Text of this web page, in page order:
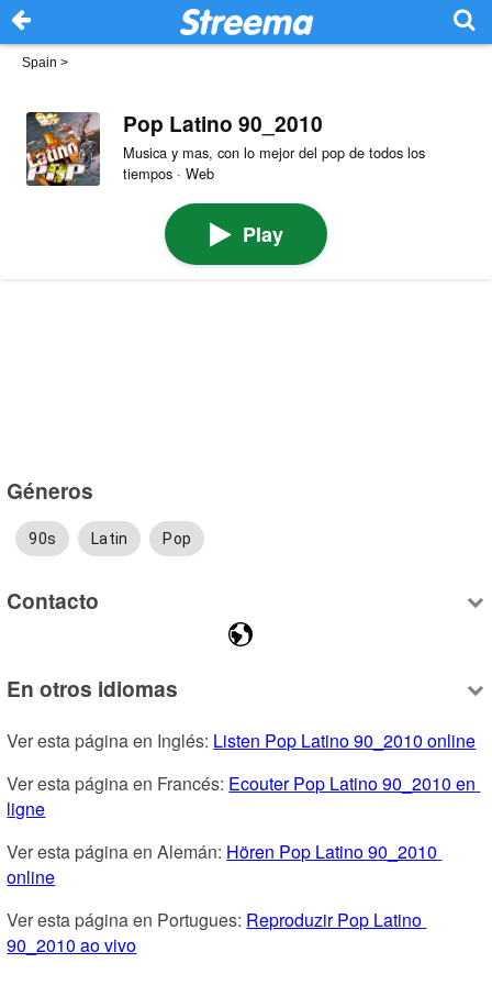
Spain >
Pop Latino 90_2010
Musica y mas, con lo mejor del pop de todos los
tiempos · Web
Play
Géneros
90s Latin Pop
Contacto
En otros idiomas
Ver esta página en Inglés: Listen Pop Latino 90_2010 online
Ver esta página en Francés: Ecouter Pop Latino 90_2010 en
ligne
Ver esta página en Alemán: Hören Pop Latino 90_2010
online
Ver esta página en Portugues: Reproduzir Pop Latino
90_2010 ao vivo